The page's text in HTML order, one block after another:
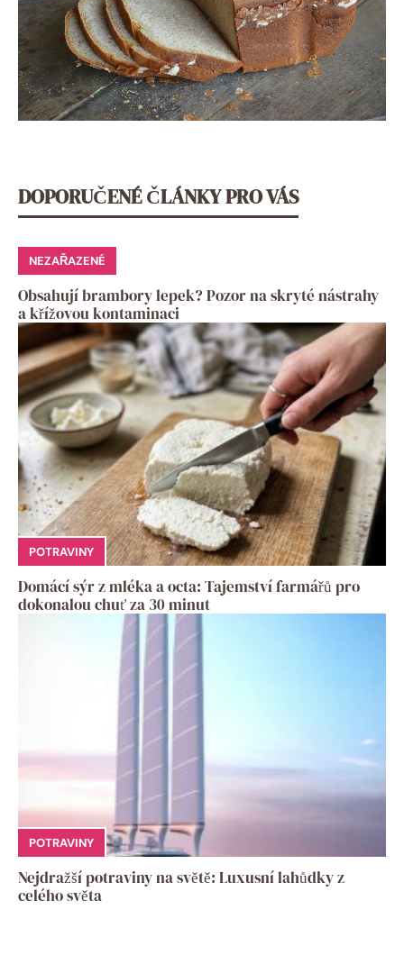
DOPORUČENÉ ČLÁNKY PRO VÁS
NEZAŘAZENÉ
Obsahují brambory lepek? Pozor na skryté nástrahy
a křížovou kontaminaci
POTRAVINY
Domácí sýr z mléka a octa: Tajemství farmářů pro
dokonalou chuť za 30 minut
POTRAVINY
Nejdražší potraviny na světě: Luxusní lahůdky z
celého světa